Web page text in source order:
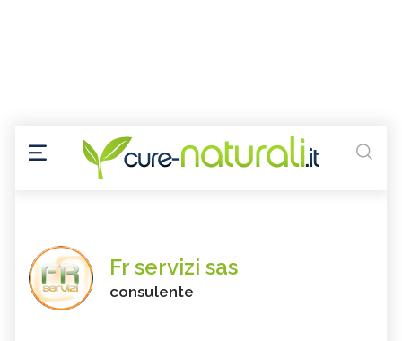
Fr servizi sas
consulente